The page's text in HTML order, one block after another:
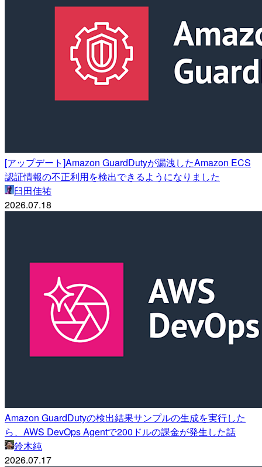
[アップデート]Amazon GuardDutyが漏洩したAmazon ECS
認証情報の不正利用を検出できるようになりました
臼田佳祐
2026.07.18
Amazon GuardDutyの検出結果サンプルの生成を実行した
ら、AWS DevOps Agentで200ドルの課金が発生した話
鈴木純
2026.07.17